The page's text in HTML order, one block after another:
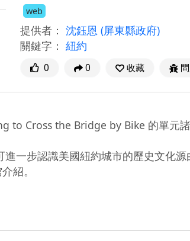
web
提供者： 沈鈺恩 (屏東縣政府)
關鍵字： 紐約
0 0 收藏
to Cross the Bridge by Bike 的單元
一步認識美國紐約城市的歷史文化源